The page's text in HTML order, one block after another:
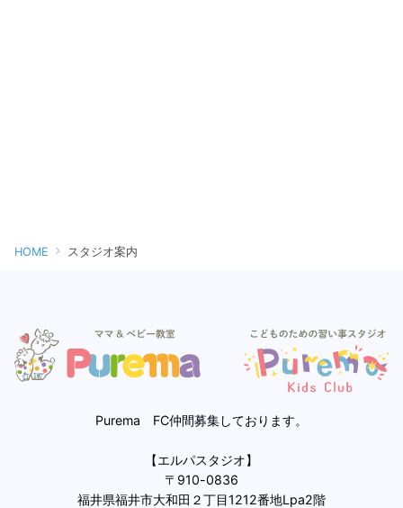
HOME スタジオ案内
Purema FC仲間募集しております。
【エルパスタジオ】
〒910-0836
福井県福井市大和田２丁目1212番地Lpa2階